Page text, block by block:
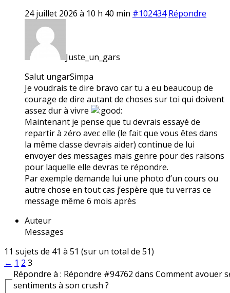
24 juillet 2026 à 10 h 40 min #102434 Répondre
Juste_un_gars
Salut ungarSimpa
Je voudrais te dire bravo car tu a eu beaucoup de
courage de dire autant de choses sur toi qui doivent
assez dur à vivre
Maintenant je pense que tu devrais essayé de
repartir à zéro avec elle (le fait que vous êtes dans
la même classe devrais aider) continue de lui
envoyer des messages mais genre pour des raisons
pour laquelle elle devras te répondre.
Par exemple demande lui une photo d’un cours ou
autre chose en tout cas j’espère que tu verras ce
message même 6 mois après
Auteur
Messages
11 sujets de 41 à 51 (sur un total de 51)
← 1 2 3
Répondre à : Répondre #94762 dans Comment avouer
sentiments à son crush ?